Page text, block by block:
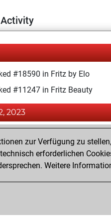
#18590 in Fritz by Elo
#11247 in Fritz Beauty
2023
a new Elo of 1576
Fritz account
zur Verfügung zu
erforderlichen
Weitere